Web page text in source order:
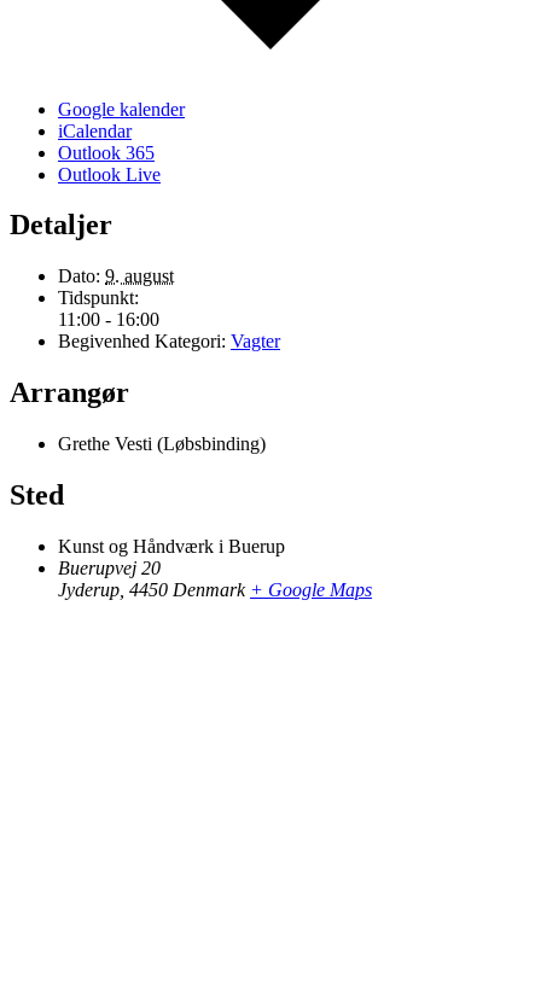
Google kalender
iCalendar
Outlook 365
Outlook Live
Detaljer
Dato: 9. august
Tidspunkt:
11:00 - 16:00
Begivenhed Kategori: Vagter
Arrangør
Grethe Vesti (Løbsbinding)
Sted
Kunst og Håndværk i Buerup
Buerupvej 20
Jyderup 4450 Denmark + Google Maps